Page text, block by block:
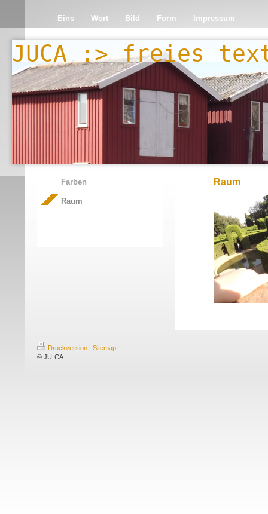
Eins Wort Bild Form Impressum
JUCA :> freies
Farben
Raum
Raum
Druckversion | Sitemap
© JU-CA